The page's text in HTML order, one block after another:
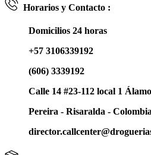
Horarios y Contacto :
Domicilios 24 horas
+57 3106339192
(606) 3339192
Calle 14 #23-112 local 1
Pereira - Risaralda -